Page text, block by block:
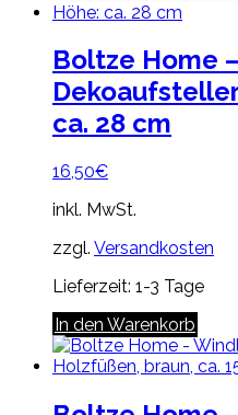
Boltze Home
ca. 28 cm
16,50€
inkl. MwSt.
zzgl. Versandkosten
Lieferzeit: 1-3 Tage
In den Warenkorb